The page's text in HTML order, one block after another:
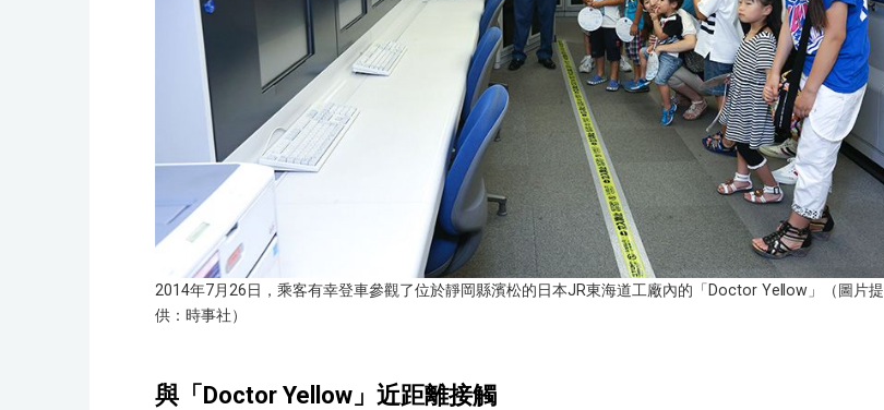
2014年7月26日，乘客有幸登車參觀了位於靜岡縣濱松的日本JR東海道工廠內的「Doctor Yellow」（圖片提
供：時事社）
與「Doctor Yellow」近距離接觸